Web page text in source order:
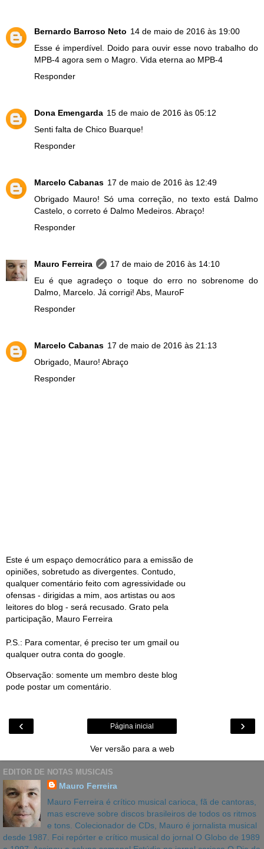
Bernardo Barroso Neto 14 de maio de 2016 às 19:00
Esse é imperdível. Doido para ouvir esse novo trabalho do
MPB-4 agora sem o Magro. Vida eterna ao MPB-4
Responder
Dona Emengarda 15 de maio de 2016 às 05:12
Senti falta de Chico Buarque!
Responder
Marcelo Cabanas 17 de maio de 2016 às 12:49
Obrigado Mauro! Só uma correção, no texto está Dalmo
Castelo, o correto é Dalmo Medeiros. Abraço!
Responder
Mauro Ferreira
17 de maio de 2016 às 14:10
Eu é que agradeço o toque do erro no sobrenome do
Dalmo, Marcelo. Já corrigi! Abs, MauroF
Responder
Marcelo Cabanas 17 de maio de 2016 às 21:13
Obrigado, Mauro! Abraço
Responder
Este é um espaço democrático para a emissão de
opiniões, sobretudo as divergentes. Contudo,
qualquer comentário feito com agressividade ou
ofensas - dirigidas a mim, aos artistas ou aos
leitores do blog - será recusado. Grato pela
participação, Mauro Ferreira
P.S.: Para comentar, é preciso ter um gmail ou
qualquer outra conta do google.
Observação: somente um membro deste blog
pode postar um comentário.
‹ ›
Página inicial
Ver versão para a web
EDITOR DE NOTAS MUSICAIS
Mauro Ferreira
Mauro Ferreira é crítico musical carioca, fã de cantoras,
mas escreve sobre discos brasileiros de todos os ritmos
e tons. Colecionador de CDs, Mauro é jornalista musical
desde 1987. Foi repórter e crítico musical do jornal O Globo de 1989